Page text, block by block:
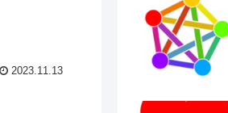
2023.11.13